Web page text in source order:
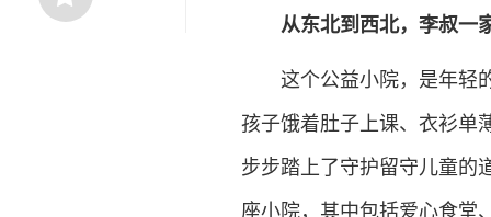
从东北到西北，李叔一
这个公益小院，是年轻的
孩子饿着肚子上课、衣衫单
步步踏上了守护留守儿童的
座小院，其中包括爱心食堂